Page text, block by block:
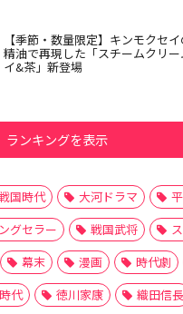
【季節・数量限定】キンモクセ
精油で再現した「スチームクリ
イ&茶」新登場
ランキングを表示
国時代 大河ドラマ
グセラー 戦国武将
幕末 漫画 時代劇
代 徳川家康 織田信長